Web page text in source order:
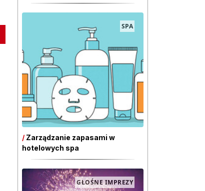
SPA
/ Zarządzanie zapasami w
hotelowych spa
GŁOŚNE IMPREZY